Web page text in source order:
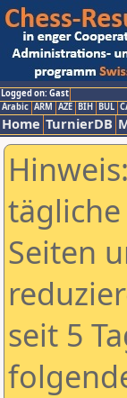
Logged on: Gast
Arabic ARM AZE BIH BUL
Home TurnierDB
Seiten
seit 5